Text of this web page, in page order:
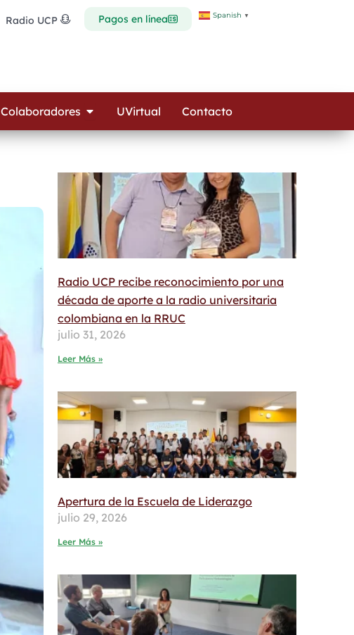
Radio UCP Pagos en línea Spanish ▼
Colaboradores Open Colaboradores
UVirtual Contacto
Radio UCP recibe reconocimiento por una
década de aporte a la radio universitaria
colombiana en la RRUC
julio 31, 2026
Leer Más »
Apertura de la Escuela de Liderazgo
julio 29, 2026
Leer Más »